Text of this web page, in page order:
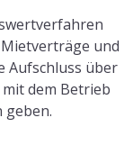
und
Aufschluss über
dem Betrieb
geben.